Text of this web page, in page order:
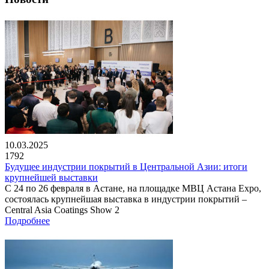
10.03.2025
1792
Будущее индустрии покрытий в Центральной Азии: итоги
крупнейшей выставки
С 24 по 26 февраля в Астане, на площадке МВЦ Астана Expo,
состоялась крупнейшая выставка в индустрии покрытий –
Central Asia Coatings Show 2
Подробнее